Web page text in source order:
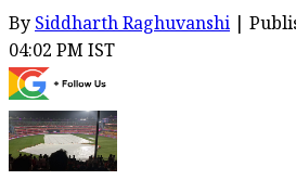
BySiddharth Raghuvanshi |
04:02 PM IST